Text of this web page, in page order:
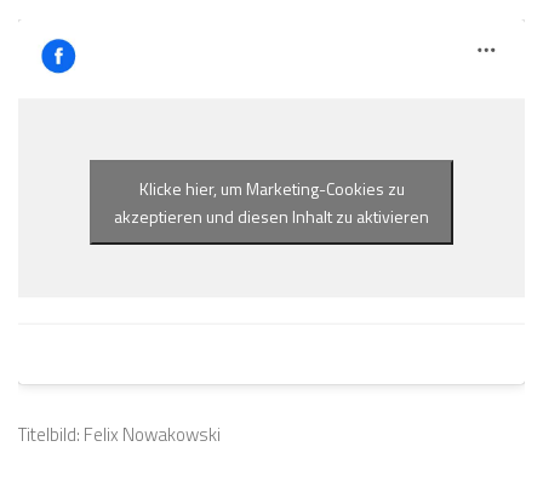
Klicke hier, um Marketing-Cookies zu
akzeptieren und diesen Inhalt zu aktivieren
Titelbild: Felix Nowakowski